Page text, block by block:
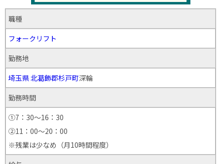
職種
フォークリフト
勤務地
埼玉県北葛飾郡杉戸町深輪
勤務時間
①7：30～16：30
②11：00～20：00
※残業は少なめ（月10時間程度）